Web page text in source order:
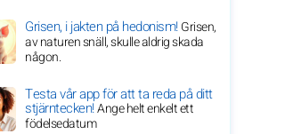
Grisen, i jakten på hedonism!Grisen,
av naturen snäll, skulle aldrig skada
någon.
Testa vår app för att ta reda på ditt
stjärntecken!Ange helt enkelt ett
födelsedatum